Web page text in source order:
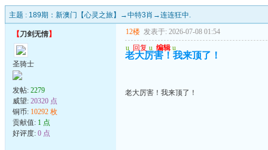
主题 : 189期：新澳门【心灵之旅】→中特3肖→连连狂中.
【刀剑无情】
圣骑士
发帖: 2279
威望: 20320 点
铜币: 10292 枚
贡献值: 1 点
好评度: 0 点
12楼 发表于: 2026-07-08 01:54
u 回复 u 编辑 u
老大厉害！我来顶了！
老大厉害！我来顶了！